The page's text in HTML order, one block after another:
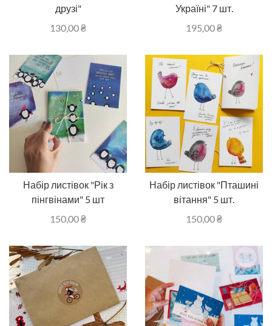
друзі"
130,00₴
Україні" 7 шт.
195,00₴
Набір листівок "Рік з
пінгвінами" 5 шт
150,00₴
Набір листівок "Пташині
вітання" 5 шт.
150,00₴